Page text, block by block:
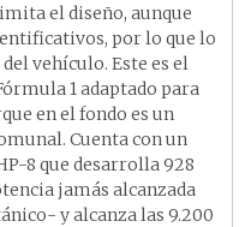
el diseño, aunque
por lo que lo
vehículo. Este es el
1 adaptado para
en el fondo es un
Cuenta con un
8 que desarrolla 928
jamás alcanzada
y alcanza las 9.200